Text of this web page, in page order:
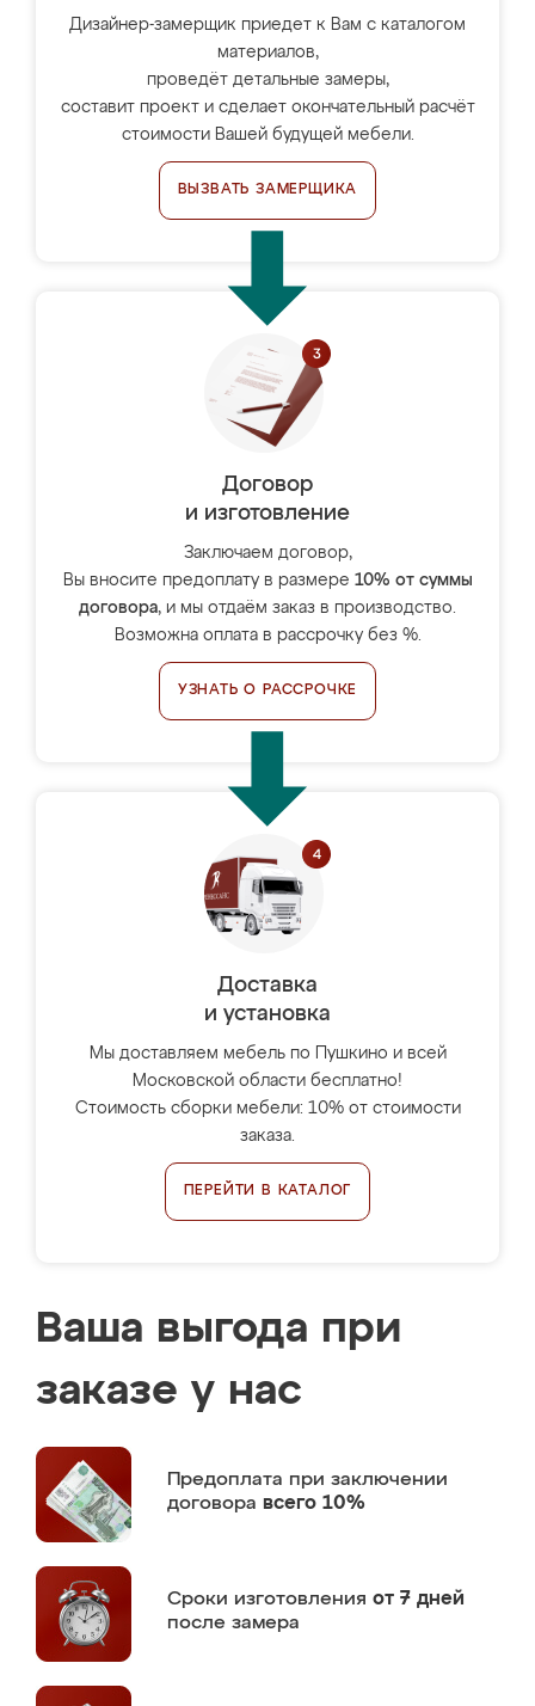
Дизайнер-замерщик приедет к Вам с каталогом
материалов,
проведёт детальные замеры,
составит проект и сделает окончательный расчёт
стоимости Вашей будущей мебели.
ВЫЗВАТЬ ЗАМЕРЩИКА
Договор
и изготовление
Заключаем договор,
Вы вносите предоплату в размере 10% от суммы
договора, и мы отдаём заказ в производство.
Возможна оплата в рассрочку без %.
УЗНАТЬ О РАССРОЧКЕ
Доставка
и установка
Мы доставляем мебель по Пушкино и всей
Московской области бесплатно!
Стоимость сборки мебели: 10% от стоимости
заказа.
ПЕРЕЙТИ В КАТАЛОГ
Ваша выгода при
заказе у нас
Предоплата при заключении
договора всего 10%
Сроки изготовления от 7 дней
после замера